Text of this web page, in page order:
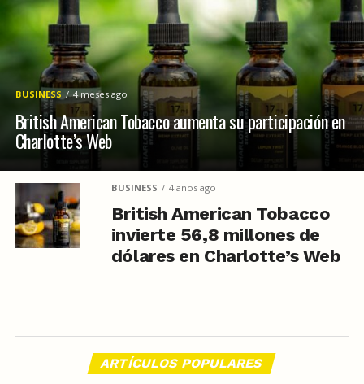
BUSINESS 4 meses ago
British American Tobacco aumenta su participación en
Charlotte’s Web
BUSINESS 4 años ago
British American Tobacco
invierte 56,8 millones de
dólares en Charlotte’s Web
ARTÍCULOS POPULARES